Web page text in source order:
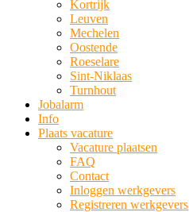
Kortrijk
Leuven
Mechelen
Oostende
Roeselare
Sint-Niklaas
Turnhout
Jobalarm
Info
Plaats vacature
Vacature plaatsen
FAQ
Contact
Inloggen werkgevers
Registreren werkgevers